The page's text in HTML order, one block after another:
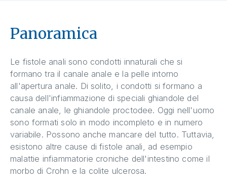
Panoramica
Le fistole anali sono condotti innaturali che si
formano tra il canale anale e la pelle intorno
all'apertura anale. Di solito, i condotti si formano a
causa dell'infiammazione di speciali ghiandole del
canale anale, le ghiandole proctodee. Oggi nell'uomo
sono formati solo in modo incompleto e in numero
variabile. Possono anche mancare del tutto. Tuttavia,
esistono altre cause di fistole anali, ad esempio
malattie infiammatorie croniche dell'intestino come il
morbo di Crohn e la colite ulcerosa.